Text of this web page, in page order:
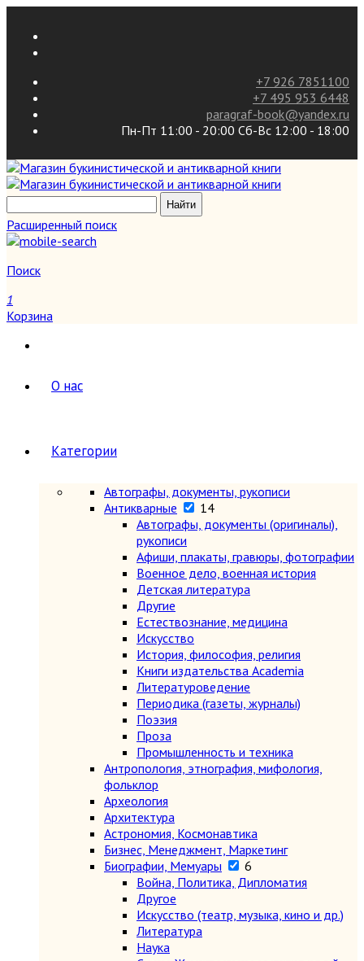
+7 926 7851100
+7 495 953 6448
paragraf-book@yandex.ru
Пн-Пт 11:00 - 20:00 Сб-Вс 12:00 - 18:00
Расширенный поиск
Поиск
1
Корзина
О нас
Категории
Автографы, документы, рукописи
Антикварные
14
Автографы, документы (оригиналы),
рукописи
Афиши, плакаты, гравюры, фотографии
Военное дело, военная история
Детская литература
Другие
Естествознание, медицина
Искусство
История, философия, религия
Книги издательства Academia
Литературоведение
Периодика (газеты, журналы)
Поэзия
Проза
Промышленность и техника
Антропология, этнография, мифология,
фольклор
Археология
Архитектура
Астрономия, Космонавтика
Бизнес, Менеджмент, Маркетинг
Биографии, Мемуары
6
Война, Политика, Дипломатия
Другое
Искусство (театр, музыка, кино и др.)
Литература
Наука